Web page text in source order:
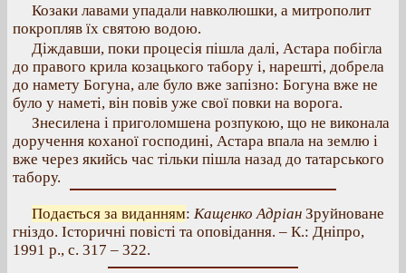
Козаки лавами упадали навколюшки, а митрополит
покропляв їх святою водою.
Діждавши, поки процесія пішла далі, Астара побігла
до правого крила козацького табору і, нарешті, добрела
до намету Богуна, але було вже запізно: Богуна вже не
було у наметі, він повів уже свої повки на ворога.
Знесилена і приголомшена розпукою, що не виконала
доручення коханої господині, Астара впала на землю і
вже через якийсь час тільки пішла назад до татарського
табору.
Подається за виданням: Кащенко Адріан Зруйноване
гніздо. Історичні повісті та оповідання. – К.: Дніпро,
1991 р., с. 317 – 322.